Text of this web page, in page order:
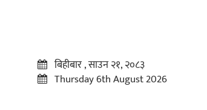
बिहीबार , साउन २१, २०८३
Thursday 6th August 2026